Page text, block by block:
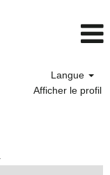
Langue
Afficher le profil